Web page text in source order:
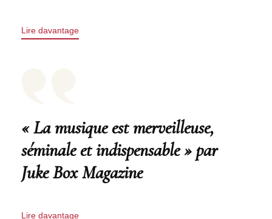
Lire davantage
« La musique est merveilleuse,
séminale et indispensable » par
Juke Box Magazine
Lire davantage